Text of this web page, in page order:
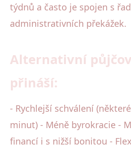
týdnů a často je spojen s
administrativních překážek.
Alternativní
přináší:
- Rychlejší schválení
minut) - Méně byrokracie -
financí i s nižší bonitou -